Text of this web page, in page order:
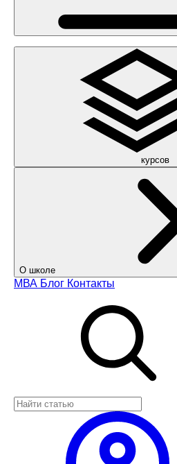
курсов
О школе
МВА Блог Контакты